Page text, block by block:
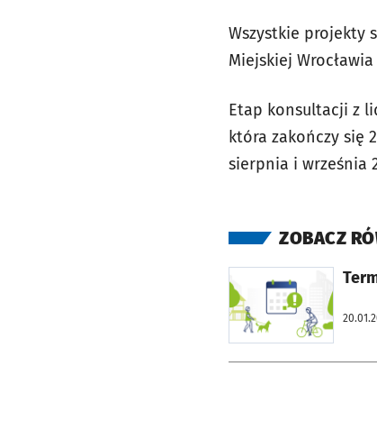
Wszystkie projekty
Miejskiej
Etap konsultacji z
która zakończy się
sierpnia i września
ZOBACZ
otworzy się w nowej karcie